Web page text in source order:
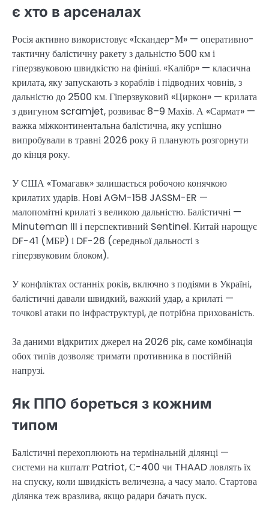
є хто в арсеналах
Росія активно використовує «Іскандер-М» — оперативно-
тактичну балістичну ракету з дальністю 500 км і
гіперзвуковою швидкістю на фініші. «Калібр» — класична
крилата, яку запускають з кораблів і підводних човнів, з
дальністю до 2500 км. Гіперзвуковий «Циркон» — крилата
з двигуном scramjet, розвиває 8–9 Махів. А «Сармат» —
важка міжконтинентальна балістична, яку успішно
випробували в травні 2026 року й планують розгорнути
до кінця року.
У США «Томагавк» залишається робочою конячкою
крилатих ударів. Нові AGM-158 JASSM-ER —
малопомітні крилаті з великою дальністю. Балістичні —
Minuteman III і перспективний Sentinel. Китай нарощує
DF-41 (МБР) і DF-26 (середньої дальності з
гіперзвуковим блоком).
У конфліктах останніх років, включно з подіями в Україні,
балістичні давали швидкий, важкий удар, а крилаті —
точкові атаки по інфраструктурі, де потрібна прихованість.
За даними відкритих джерел на 2026 рік, саме комбінація
обох типів дозволяє тримати противника в постійній
напрузі.
Як ППО бореться з кожним
типом
Балістичні перехоплюють на термінальній ділянці —
системи на кшталт Patriot, С-400 чи THAAD ловлять їх
на спуску, коли швидкість величезна, а часу мало. Стартова
ділянка теж вразлива, якщо радари бачать пуск.